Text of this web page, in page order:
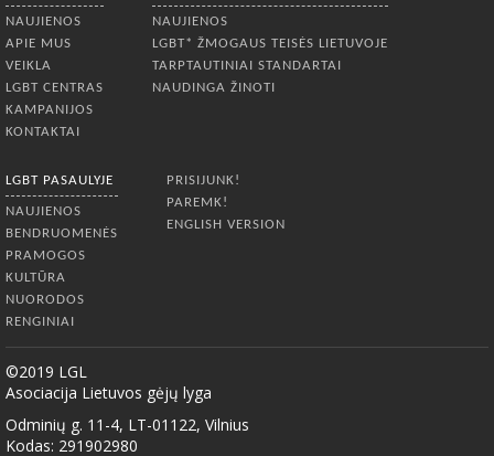
NAUJIENOS
APIE MUS
VEIKLA
LGBT CENTRAS
KAMPANIJOS
KONTAKTAI
NAUJIENOS
LGBT* ŽMOGAUS TEISĖS LIETUVOJE
TARPTAUTINIAI STANDARTAI
NAUDINGA ŽINOTI
LGBT PASAULYJE
NAUJIENOS
BENDRUOMENĖS
PRAMOGOS
KULTŪRA
NUORODOS
RENGINIAI
PRISIJUNK!
PAREMK!
ENGLISH VERSION
©2019 LGL
Asociacija Lietuvos gėjų lyga
Odminių g. 11-4, LT-01122, Vilnius
Kodas: 291902980